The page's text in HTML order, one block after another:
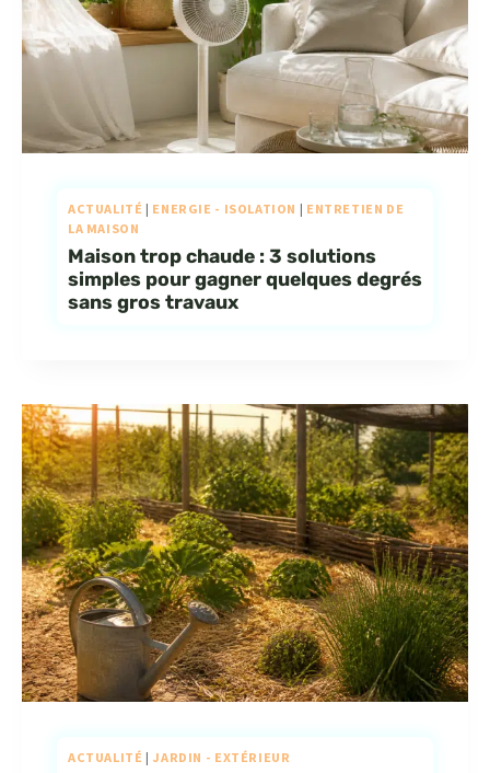
ACTUALITÉ | ENERGIE - ISOLATION | ENTRETIEN DE
LA MAISON
Maison trop chaude : 3 solutions
simples pour gagner quelques degrés
sans gros travaux
ACTUALITÉ | JARDIN - EXTÉRIEUR